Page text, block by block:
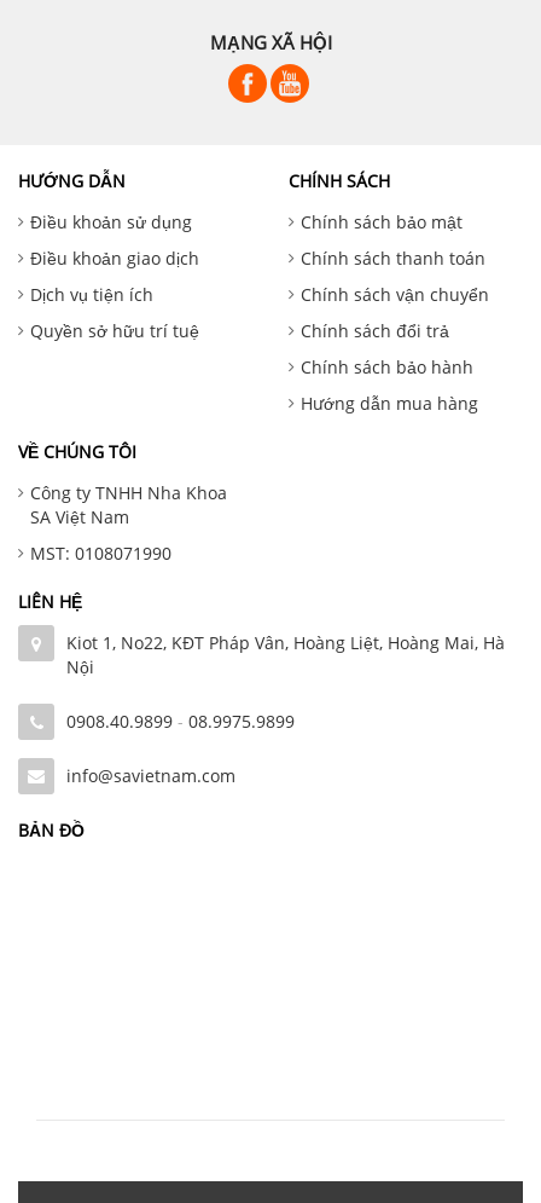
MẠNG XÃ HỘI
HƯỚNG DẪN
Điều khoản sử dụng
Điều khoản giao dịch
Dịch vụ tiện ích
Quyền sở hữu trí tuệ
CHÍNH SÁCH
Chính sách bảo mật
Chính sách thanh toán
Chính sách vận chuyển
Chính sách đổi trả
Chính sách bảo hành
Hướng dẫn mua hàng
VỀ CHÚNG TÔI
Công ty TNHH Nha Khoa
SA Việt Nam
MST: 0108071990
LIÊN HỆ
Kiot 1, No22, KĐT Pháp Vân, Hoàng Liệt, Hoàng Mai, Hà
Nội
0908.40.9899 - 08.9975.9899
info@savietnam.com
BẢN ĐỒ